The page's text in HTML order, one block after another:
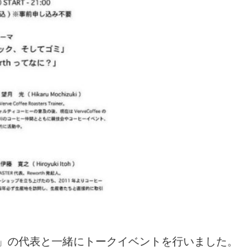
」の代表と一緒にトークイベントを行いました。